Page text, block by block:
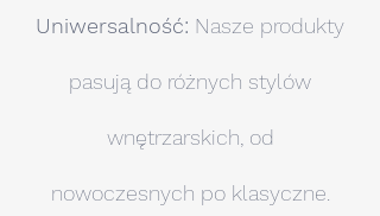
Uniwersalność: Nasze produkty
pasują do różnych stylów
wnętrzarskich, od
nowoczesnych po klasyczne.